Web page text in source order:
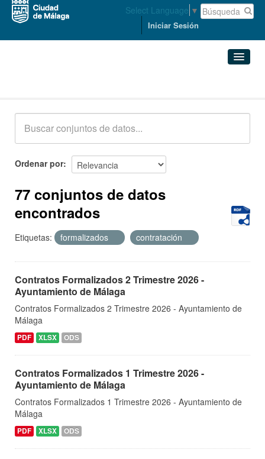
Select Language ▼
Iniciar Sesión
Acerca de
Ordenar por
77 conjuntos de datos
encontrados
Etiquetas: formalizados contratación
Contratos Formalizados 2 Trimestre 2026 -
Ayuntamiento de Málaga
Contratos Formalizados 2 Trimestre 2026 - Ayuntamiento de
Málaga
PDF XLSX ODS
Contratos Formalizados 1 Trimestre 2026 -
Ayuntamiento de Málaga
Contratos Formalizados 1 Trimestre 2026 - Ayuntamiento de
Málaga
PDF XLSX ODS